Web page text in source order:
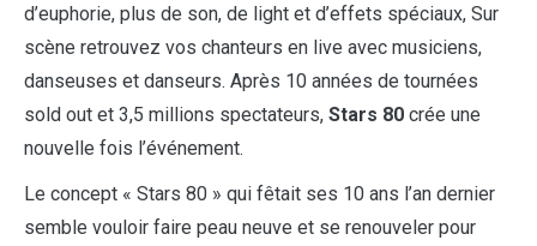
d’euphorie, plus de son, de light et d’effets spéciaux, Sur
scène retrouvez vos chanteurs en live avec musiciens,
danseuses et danseurs. Après 10 années de tournées
sold out et 3,5 millions spectateurs, Stars 80 crée une
nouvelle fois l’événement.
Le concept « Stars 80 » qui fêtait ses 10 ans l’an dernier
semble vouloir faire peau neuve et se renouveler pour